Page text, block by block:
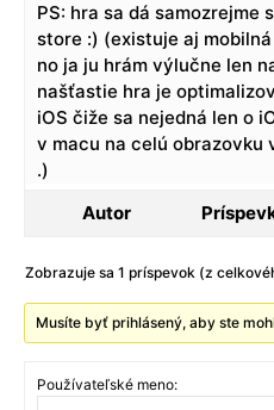
PS: hra sa dá samozrejme
store :) (existuje aj
no ja ju hrám výlučne len
našťastie hra je
iOS čiže sa nejedná len o
v macu na celú obrazovku
.)
Autor
Zobrazuje sa 1 príspevok (z
Musíte byť prihlásený, aby ste
Používateľské meno: